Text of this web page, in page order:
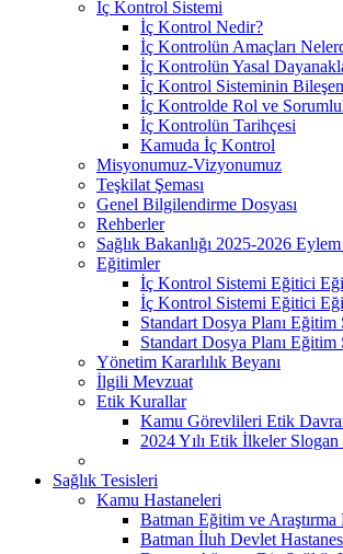
İç Kontrol Sistemi
İç Kontrol Nedir?
İç Kontrolün Amaçları
İç Kontrolün Yasal
İç Kontrol Sisteminin
İç Kontrolde Rol ve
İç Kontrolün Tarihçesi
Kamuda İç Kontrol
Misyonumuz-Vizyonumuz
Teşkilat Şeması
Genel Bilgilendirme Dosyası
Rehberler
Sağlık Bakanlığı 2025-2026 Eylem
Eğitimler
İç Kontrol Sistemi Eğitici
İç Kontrol Sistemi Eğitici
Standart Dosya Planı Eğitim
Standart Dosya Planı Eğitim
Yönetim Kararlılık Beyanı
İlgili Mevzuat
Etik Kurallar
Kamu Görevlileri Etik
2024 Yılı Etik İlkeler
Sağlık Tesisleri
Kamu Hastaneleri
Batman Eğitim ve Araştırma
Batman İluh Devlet